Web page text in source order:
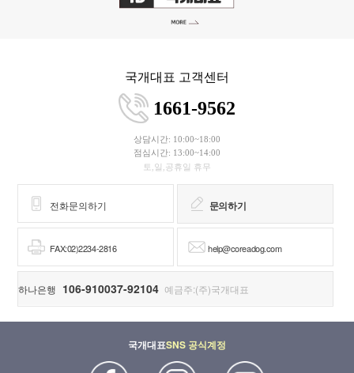
국개대표 고객센터
1661-9562
상담시간: 10:00~18:00
점심시간: 13:00~14:00
토,일,공휴일 휴무
전화문의하기 문의하기
FAX:02)2234-2816 help@coreadog.com
하나은행 106-910037-92104 예금주:(주)국개대표
국개대표SNS 공식계정